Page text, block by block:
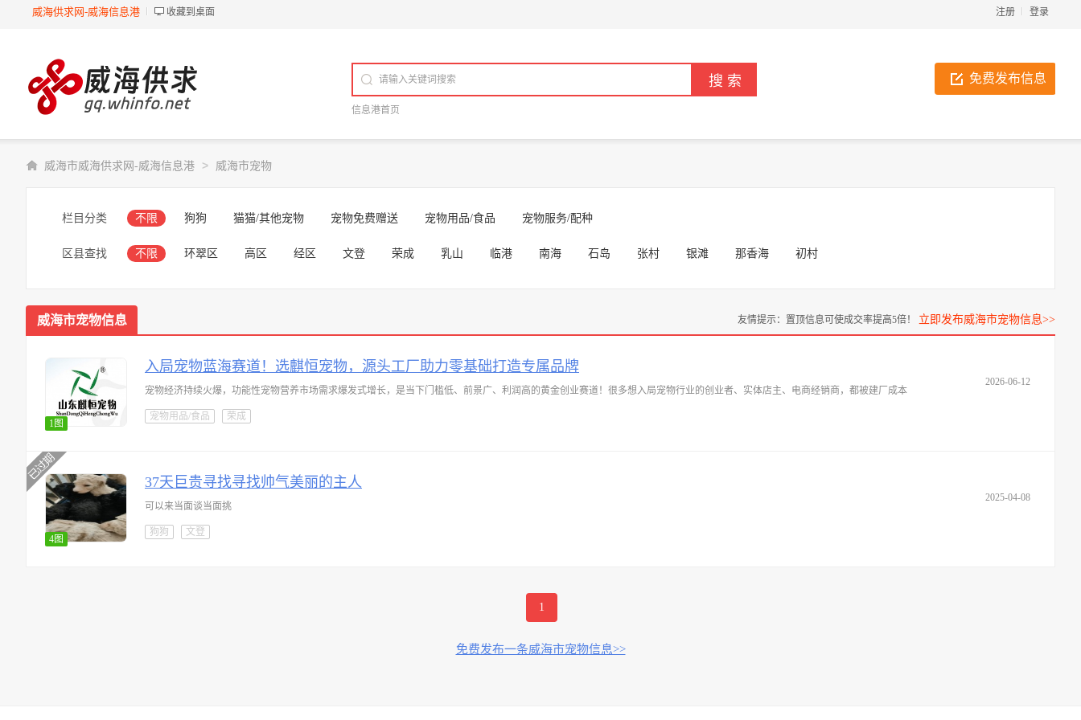
威海供求网-威海信息港 收藏到桌面 登录
注册
免费发布信息
信息港首页
威海市威海供求网-威海信息港 > 威海市宠物
栏目分类 不限 狗狗 猫猫/其他宠物 宠物免费赠送 宠物用品/食品 宠物服务/配种
区县查找 不限 环翠区 高区 经区 文登 荣成 乳山 临港 南海 石岛 张村 银滩 那香海 初村
威海市宠物信息 友情提示：置顶信息可使成交率提高5倍！ 立即发布威海市宠物信息>>
1图
2026-06-12
入局宠物蓝海赛道！选麒恒宠物，源头工厂助力零基础打造专属品牌
宠物经济持续火爆，功能性宠物营养市场需求爆发式增长，是当下门槛低、前景广、利润高的黄金创业赛道！很多想入局宠物行业的创业者、实体店主、电商经销商，都被建厂成本
宠物用品/食品 荣成
4图
2025-04-08
37天巨贵寻找寻找帅气美丽的主人
可以来当面谈当面挑
狗狗 文登
1
免费发布一条威海市宠物信息>>